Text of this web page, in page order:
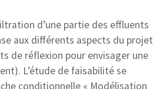
d’une partie des effluents
aux différents aspects du projet
de réflexion pour envisager une
L’étude de faisabilité se
conditionnelle « Modélisation